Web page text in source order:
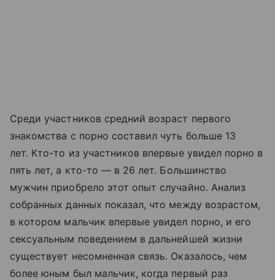
Среди участников средний возраст первого
знакомства с порно составил чуть больше 13
лет. Кто-то из участников впервые увидел порно в
пять лет, а кто-то — в 26 лет. Большинство
мужчин приобрело этот опыт случайно. Анализ
собранных данных показал, что между возрастом,
в котором мальчик впервые увидел порно, и его
сексуальным поведением в дальнейшей жизни
существует несомненная связь. Оказалось, чем
более юным был мальчик, когда первый раз